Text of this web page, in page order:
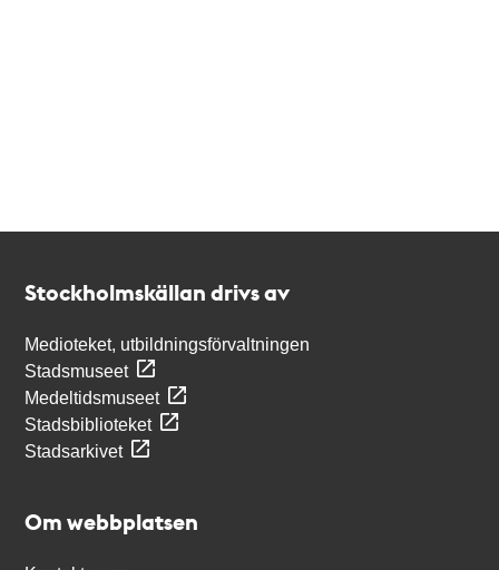
Stockholmskällan drivs av
Medioteket, utbildningsförvaltningen
Stadsmuseet
Medeltidsmuseet
Stadsbiblioteket
Stadsarkivet
Om webbplatsen